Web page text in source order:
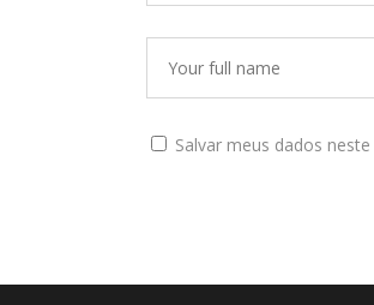
Salvar meus dados